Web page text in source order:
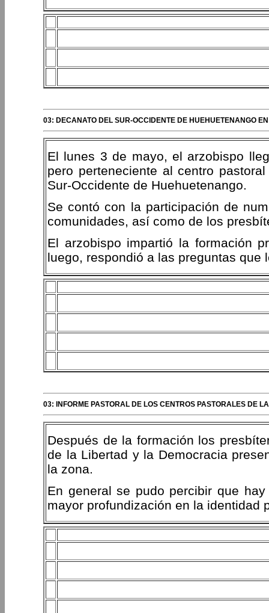
03: DECANATO DEL SUR-OCCIDENTE DE HUEHUETENANGO
El lunes 3 de mayo, el arzobispo
pero perteneciente al centro
Sur-Occidente de Huehuetenango.
Se contó con la participación de
comunidades, así como de los
El arzobispo impartió la formación
luego, respondió a las preguntas que
03: INFORME PASTORAL DE LOS CENTROS PASTORALES DE
Después de la formación los
de la Libertad y la Democracia
la zona.
En general se pudo percibir que
mayor profundización en la identidad